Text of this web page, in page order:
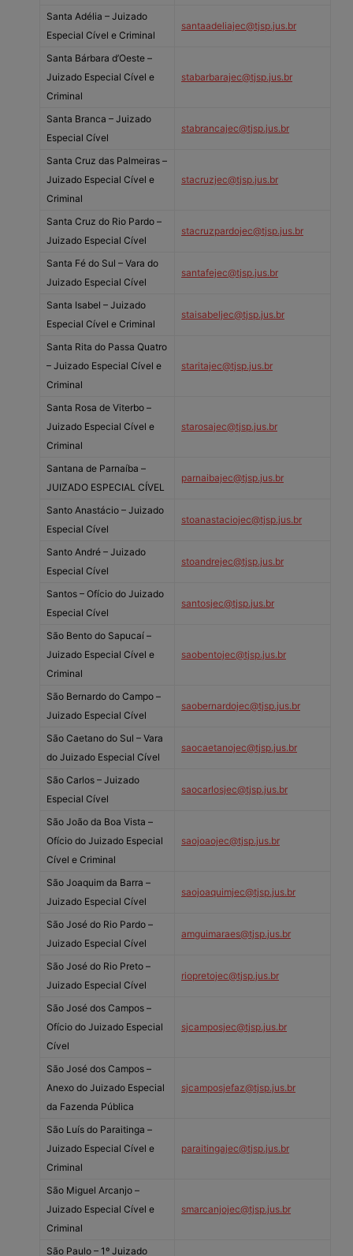
Santa Adélia – Juizado
Especial Cível e Criminal
santaadeliajec@tjsp.jus.br
Santa Bárbara d’Oeste –
Juizado Especial Cível e
Criminal
stabarbarajec@tjsp.jus.br
Santa Branca – Juizado
Especial Cível
stabrancajec@tjsp.jus.br
Santa Cruz das Palmeiras –
Juizado Especial Cível e
Criminal
stacruzjec@tjsp.jus.br
Santa Cruz do Rio Pardo –
Juizado Especial Cível
stacruzpardojec@tjsp.jus.br
Santa Fé do Sul – Vara do
Juizado Especial Cível
santafejec@tjsp.jus.br
Santa Isabel – Juizado
Especial Cível e Criminal
staisabeljec@tjsp.jus.br
Santa Rita do Passa Quatro
– Juizado Especial Cível e
Criminal
staritajec@tjsp.jus.br
Santa Rosa de Viterbo –
Juizado Especial Cível e
Criminal
starosajec@tjsp.jus.br
Santana de Parnaíba –
JUIZADO ESPECIAL CÍVEL
parnaibajec@tjsp.jus.br
Santo Anastácio – Juizado
Especial Cível
stoanastaciojec@tjsp.jus.br
Santo André – Juizado
Especial Cível
stoandrejec@tjsp.jus.br
Santos – Ofício do Juizado
Especial Cível
santosjec@tjsp.jus.br
São Bento do Sapucaí –
Juizado Especial Cível e
Criminal
saobentojec@tjsp.jus.br
São Bernardo do Campo –
Juizado Especial Cível
saobernardojec@tjsp.jus.br
São Caetano do Sul – Vara
do Juizado Especial Cível
saocaetanojec@tjsp.jus.br
São Carlos – Juizado
Especial Cível
saocarlosjec@tjsp.jus.br
São João da Boa Vista –
Ofício do Juizado Especial
Cível e Criminal
saojoaojec@tjsp.jus.br
São Joaquim da Barra –
Juizado Especial Cível
saojoaquimjec@tjsp.jus.br
São José do Rio Pardo –
Juizado Especial Cível
amguimaraes@tjsp.jus.br
São José do Rio Preto –
Juizado Especial Cível
riopretojec@tjsp.jus.br
São José dos Campos –
Ofício do Juizado Especial
Cível
sjcamposjec@tjsp.jus.br
São José dos Campos –
Anexo do Juizado Especial
da Fazenda Pública
sjcamposjefaz@tjsp.jus.br
São Luís do Paraitinga –
Juizado Especial Cível e
Criminal
paraitingajec@tjsp.jus.br
São Miguel Arcanjo –
Juizado Especial Cível e
Criminal
smarcanjojec@tjsp.jus.br
São Paulo – 1º Juizado